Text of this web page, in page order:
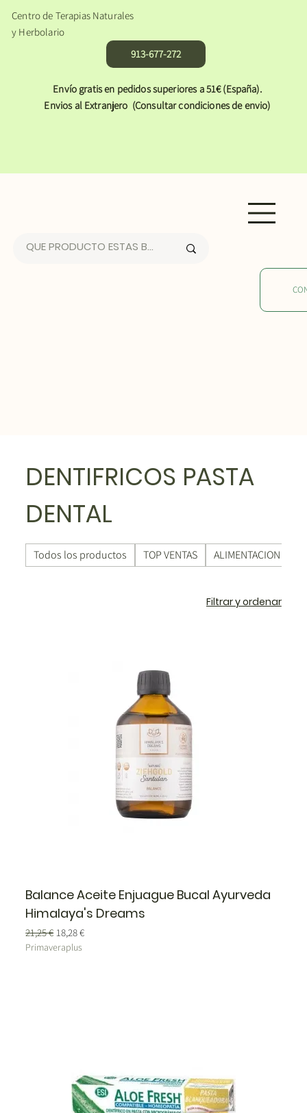
Centro de Terapias Naturales
y Herbolario
913-677-272
Envío gratis en pedidos superiores a 51€ (España).
Envios al Extranjero (Consultar condiciones de envio)
DENTIFRICOS PASTA
DENTAL
Todos los productos TOP VENTAS ALIMENTACION
Filtrar y ordenar
Balance Aceite Enjuague Bucal Ayurveda
Himalaya's Dreams
Precio
21,25 € Precio de oferta
18,28 €
Primaveraplus